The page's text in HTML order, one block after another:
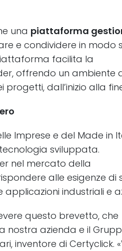
una piattaforma
e condividere in modo
facilita la
offrendo un ambiente
dall’inizio alla
Imprese e del Made in
sviluppata.
nel mercato della
alle esigenze di
industriali e
questo brevetto, che
nostra azienda e il
inventore di Certyclick.